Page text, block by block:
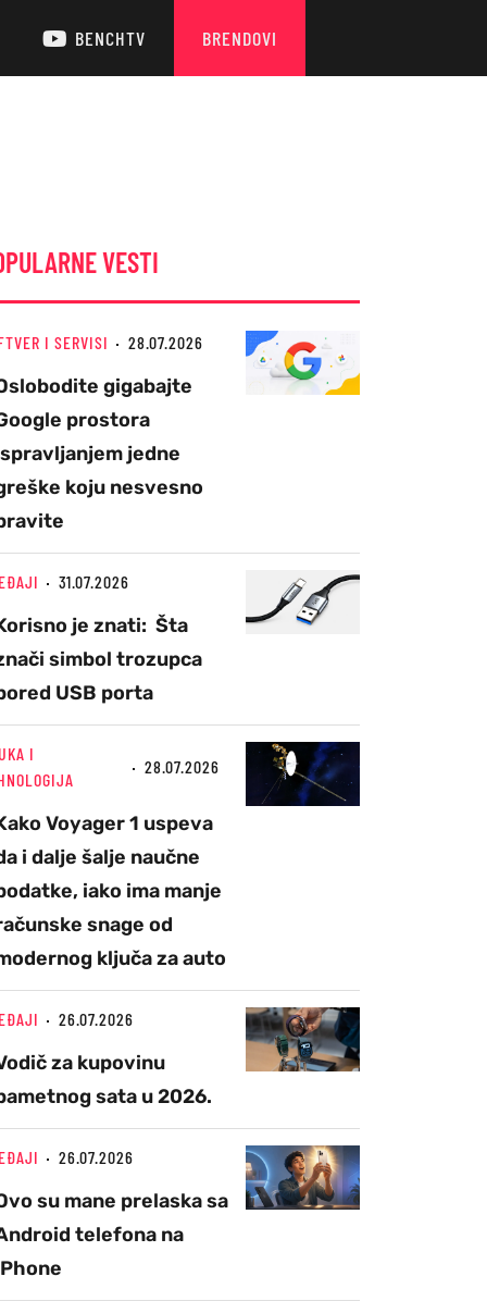
BENCHTV BRENDOVI
VESTI
I SERVISI 28.07.2026
gigabajte
prostora
jedne
koju nesvesno
31.07.2026
je znati: Šta
simbol trozupca
USB porta
I
28.07.2026
Voyager 1 uspeva
i dalje šalje naučne
iako ima manje
snage od
ključa za auto
26.07.2026
za kupovinu
sata u 2026.
26.07.2026
su mane prelaska sa
telefona na